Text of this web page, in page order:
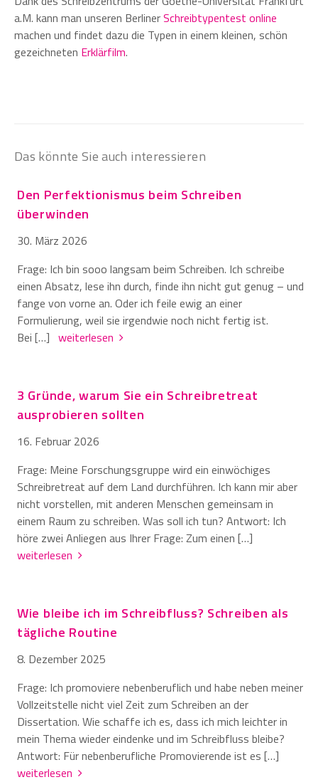
a.M. kann man unseren BerlinerSchreibtypentest online
machen und findet dazu die Typen in einem kleinen, schön
gezeichneten Erklärfilm.
Das könnte Sie auch interessieren
Den Perfektionismus beim Schreiben
überwinden
30. März 2026
Frage: Ich bin sooo langsam beim Schreiben. Ich schreibe
einen Absatz, lese ihn durch, finde ihn nicht gut genug – und
fange von vorne an. Oder ich feile ewig an einer
Formulierung, weil sie irgendwie noch nicht fertig ist.
Bei […] weiterlesen
3 Gründe, warum Sie ein Schreibretreat
ausprobieren sollten
16. Februar 2026
Frage: Meine Forschungsgruppe wird ein einwöchiges
Schreibretreat auf dem Land durchführen. Ich kann mir aber
nicht vorstellen, mit anderen Menschen gemeinsam in
einem Raum zu schreiben. Was soll ich tun? Antwort: Ich
höre zwei Anliegen aus Ihrer Frage: Zum einen […]
weiterlesen
Wie bleibe ich im Schreibfluss? Schreiben als
tägliche Routine
8. Dezember 2025
Frage: Ich promoviere nebenberuflich und habe neben meiner
Vollzeitstelle nicht viel Zeit zum Schreiben an der
Dissertation. Wie schaffe ich es, dass ich mich leichter in
mein Thema wieder eindenke und im Schreibfluss bleibe?
Antwort: Für nebenberufliche Promovierende ist es […]
weiterlesen